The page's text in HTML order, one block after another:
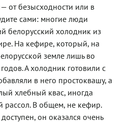
от безысходности или в
сами: многие люди
белорусский холодник из
На кефире, который, на
земле лишь во
А холодник готовили с
в него простоквашу, а
хлебный квас, иногда
рассол. В общем, не кефир.
он оказался очень